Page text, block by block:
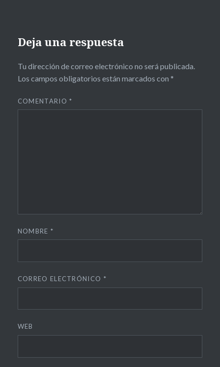
Deja una respuesta
Tu dirección de correo electrónico no será publicada.
Los campos obligatorios están marcados con *
COMENTARIO*
NOMBRE *
CORREO ELECTRÓNICO *
WEB